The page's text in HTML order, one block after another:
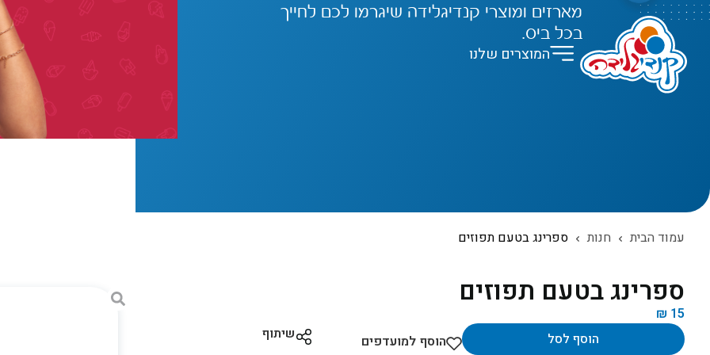
המוצרים שלנו
מארזים ומוצרי קנדיגלידה שיגרמו לכם לחייך
בכל ביס.
עמוד הבית חנות ספרינג בטעם תפוזים
ספרינג בטעם תפוזים
₪ 15
הוסף לסל
הוסף למועדפים שיתוף